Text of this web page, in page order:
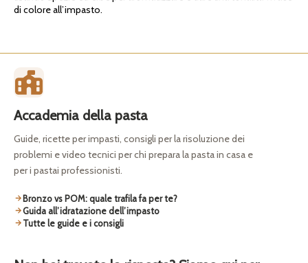
di colore all’impasto.
Accademia della pasta
Guide, ricette per impasti, consigli per la risoluzione dei
problemi e video tecnici per chi prepara la pasta in casa e
per i pastai professionisti.
Bronzo vs POM: quale trafila fa per te?
Guida all’idratazione dell’impasto
Tutte le guide e i consigli